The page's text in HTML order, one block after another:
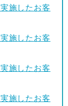
施したお客
施したお客
施したお客
施したお客